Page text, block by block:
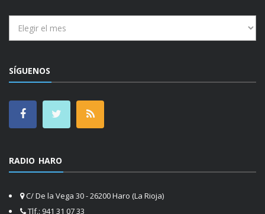
SÍGUENOS
RADIO HARO
C/ De la Vega 30 - 26200 Haro (La Rioja)
Tlf.: 941 31 07 33